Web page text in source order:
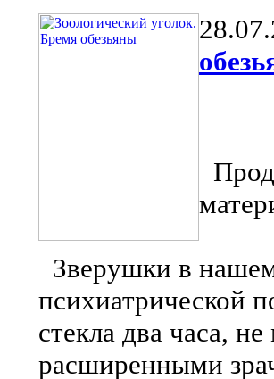
Зверушки в
психиатрической
стекла два часа,
расширенными